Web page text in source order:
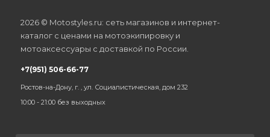
2026 © Motostyles.ru: сеть магазинов и интернет-
каталог с ценами на мотоэкипировку и
мотоаксессуары с доставкой по России.
+7(951) 506-66-77
Ростов-на-Дону, г. , ул. Социалистическая, дом 232
10:00 - 21:00 без выходных